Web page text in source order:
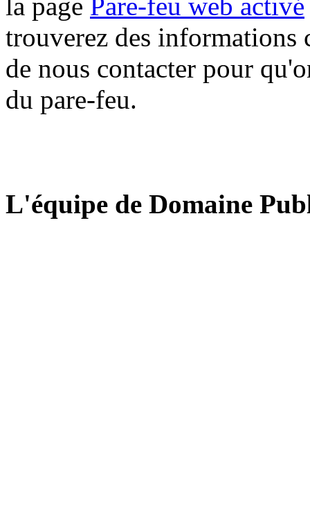
la page Pare-feu web activé
trouverez des informations
de nous contacter pour
du pare-feu.
L'équipe de Domaine